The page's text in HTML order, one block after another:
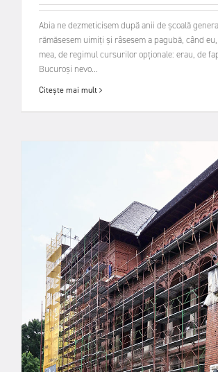
Abia ne dezmeticisem după anii de școală
rămăsesem uimiți și râsesem a pagubă, când
mea, de regimul cursurilor opționale: erau, de
Bucuroși nevo...
Citește mai mult